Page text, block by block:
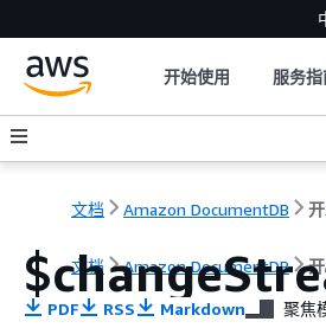
开始使用 服务指
文档 Amazon DocumentDB
文档 Amazon DocumentDB
PDF RSS Markdown 聚焦